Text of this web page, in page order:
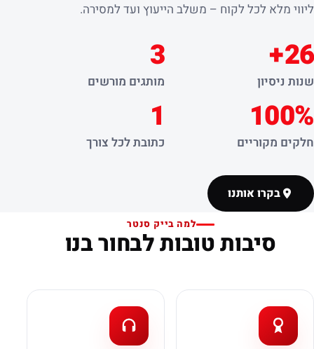
ליווי מלא לכל לקוח – משלב הייעוץ ועד למסירה.
26+
שנות ניסיון
3
מותגים מורשים
100%
חלקים מקוריים
1
כתובת לכל צורך
בקרו אותנו
למה בייק סנטר
סיבות טובות לבחור בנו